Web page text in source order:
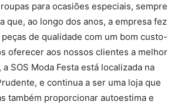
para ocasiões especiais, sempre
que, ao longo dos anos, a empresa fez
de qualidade com um bom custo-
oferecer aos nossos clientes a melhor
SOS Moda Festa está localizada na
e continua a ser uma loja que
também proporcionar autoestima e